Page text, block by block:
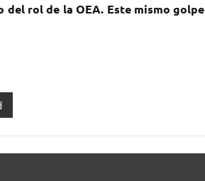
rol de la OEA. Este mismo golpe